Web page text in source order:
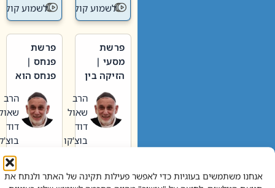
אנחנו משתמשים בעוגיות כדי לאפשר פעילות תקינה של האתר ולנתח את
לשמוע קול תורה – מדרש
לשמוע קול
פרשת
מסעי |
הזיקה בין
הגדול לעם הרב
שאול
דוד
בוצ'קו
לשמוע קול תורה – מדרש
פרשת
פנחס |
פנחס הוא
אליהו: בין
קנאות
הורסת
לקנאות
בונה
הרב
שאול
דוד
בוצ'קו
לשמוע קול